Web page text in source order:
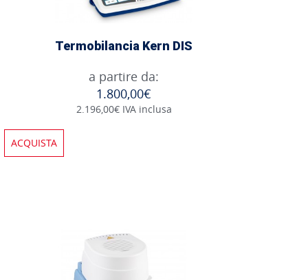
Termobilancia Kern DIS
a partire da:
1.800,00€
2.196,00€ IVA inclusa
ACQUISTA